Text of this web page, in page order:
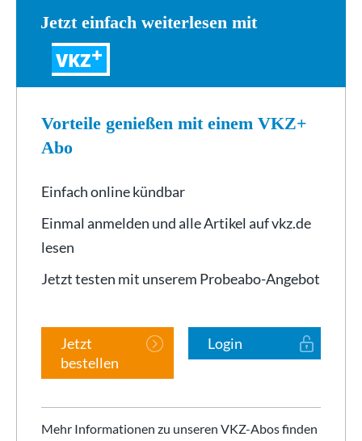
Jetzt einfach weiterlesen mit
VKZ
Vorteile genießen mit einem VKZ+
Abo
Einfach online kündbar
Einmal anmelden und alle Artikel auf vkz.de
lesen
Jetzt testen mit unserem Probeabo-Angebot
Jetzt
bestellen
Login
Mehr Informationen zu unseren VKZ-Abos finden